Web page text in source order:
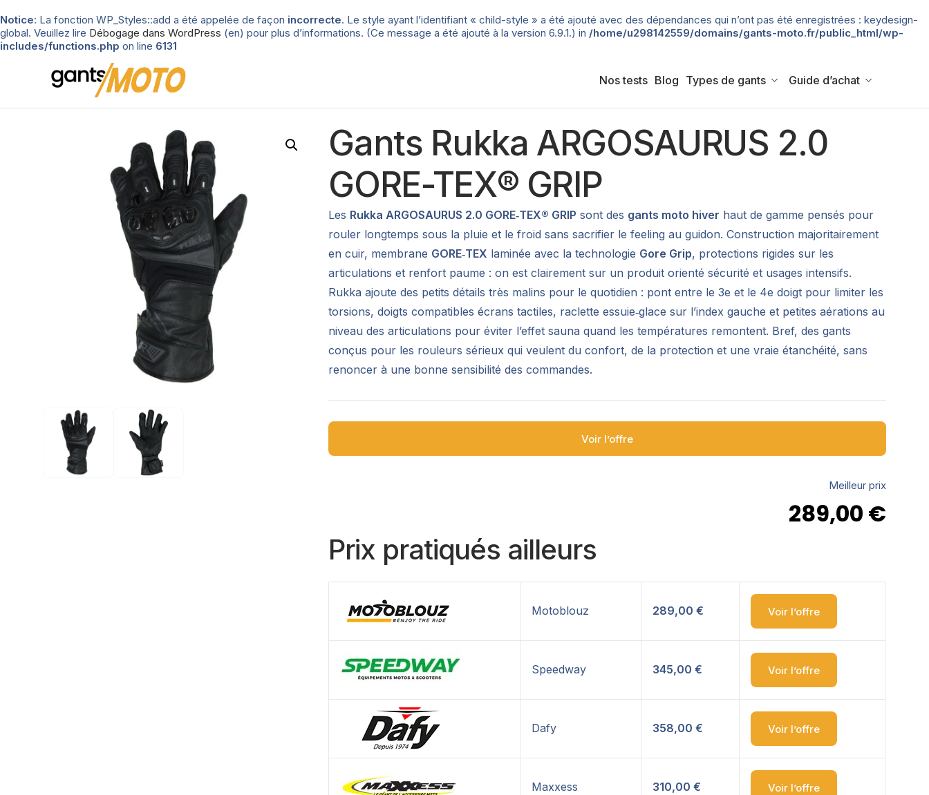
Notice: La fonction WP_Styles::add a été appelée de façon incorrecte. Le style ayant l’identifiant « child-style » a été ajouté avec des dépendances qui n’ont pas été enregistrées : keydesign-
global. Veuillez lire Débogage dans WordPress (en) pour plus d’informations. (Ce message a été ajouté à la version 6.9.1.) in /home/u298142559/domains/gants-moto.fr/public_html/wp-
includes/functions.php on line 6131
Nos tests Blog Types de gants Guide d’achat
Gants Rukka ARGOSAURUS 2.0
GORE-TEX® GRIP
Les Rukka ARGOSAURUS 2.0 GORE‑TEX® GRIP sont des gants moto hiver haut de gamme pensés pour
rouler longtemps sous la pluie et le froid sans sacrifier le feeling au guidon. Construction majoritairement
en cuir, membrane GORE‑TEX laminée avec la technologie Gore Grip, protections rigides sur les
articulations et renfort paume : on est clairement sur un produit orienté sécurité et usages intensifs.
Rukka ajoute des petits détails très malins pour le quotidien : pont entre le 3e et le 4e doigt pour limiter les
torsions, doigts compatibles écrans tactiles, raclette essuie‑glace sur l’index gauche et petites aérations au
niveau des articulations pour éviter l’effet sauna quand les températures remontent. Bref, des gants
conçus pour les rouleurs sérieux qui veulent du confort, de la protection et une vraie étanchéité, sans
renoncer à une bonne sensibilité des commandes.
Voir l’offre
Meilleur prix
289,00 €
Prix pratiqués ailleurs
Motoblouz 289,00 € Voir l’offre
Speedway 345,00 € Voir l’offre
Dafy 358,00 € Voir l’offre
Maxxess 310,00 € Voir l’offre